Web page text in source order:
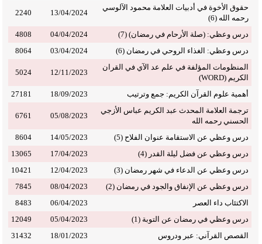
حقوق الأخوة في أدبيات العلامة محمود الآلوسي
رحمه الله (6)
13/04/2024
2240
درس وعظي: (صلة الأرحام في رمضان) (7) 04/04/2024
4808
درس وعظي: الغذاء الروحي في رمضان (6)
03/04/2024
8064
المنظومات المؤلفة في علم عد الآي في القران
الكريم (WORD)
12/11/2023
5024
أهمية علوم القرآن الكريم: جمع وترتيب 18/09/2023
27181
ترجمة العلامة المحدث عبد الكريم عباس الأزجي
الحسني رحمه الله
05/08/2023
6761
درس وعظي عن الاستقامة عنوان الفلاح (5) 14/05/2023
8604
درس وعظي عن فضل ليلة القدر (4)
17/04/2023
13065
درس وعظي عن الدعاء في شهر رمضان (3)
12/04/2023
10421
درس وعظي عن الإنفاق والجود في رمضان (2)
08/04/2023
7845
الاكتئاب داء العصر
06/04/2023
8483
درس وعظي في رمضان عن التوبة (1)
05/04/2023
12049
القصص القرآني: عبر ودروس
18/01/2023
31432